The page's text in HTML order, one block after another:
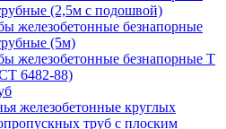
(2,5м с подошвой)
железобетонные безнапорные
(5м)
железобетонные безнапорные Т
6482-88)
железобетонные круглых
труб с плоским